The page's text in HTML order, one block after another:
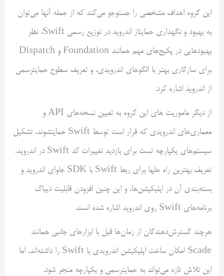
این گروه اهداف مشخصی را جستوجو می‌کند که از جمله آنها می‌توان
به بهبود و نگهداری حمایتاز اندروید در توزیع رسمی Swift، نظر
بهبودهایی در پکیج‌های مهم همانند Foundation و Dispatch
برای سازگاری بهتر با الگوهای اندرویدی، و تعریف سطوح حمایترسمی
از اندروید اشاره کرد.
از دیگر ماموریت های این گروه به تعیین نسخه‌های API و
معماری‌های اندرویدی که قرار است توسط Swift حمایتشوند، تشکیل
سیستم‌های یکپارچه تست برای بازدید تغییرات کد Swift در اندروید،
تعریف بهترین راه حلها برای ربط Swift با SDK جاوای اندروید و
بسته‌بندی آن در اپلیکیشن‌ها، و این چنین افزودن قابلیت دیباگ
برنامه‌های Swift روی اندروید اشاره شده است.
هرچند گسترش‌دهندگان از زمان‌ها قبل با ابزارهای جانبی همانند
Scade امکان ساخت اپلیکیشن اندرویدی با Swift را داشته‌اند، اما
این تلاش تازه می‌تواند به حمایترسمی و یکپارچه منجر شود.